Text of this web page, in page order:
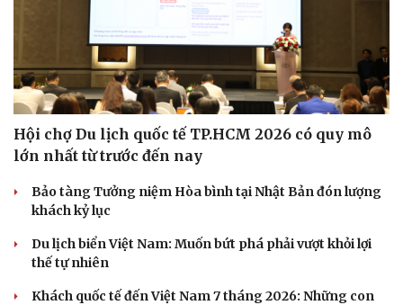
Văn hóa
Sân khấu - Điện ảnh
Âm nhạc
Di sản
Giải trí
Sao Việt
Hội chợ Du lịch quốc tế TP.HCM 2026 có quy mô
lớn nhất từ trước đến nay
Bảo tàng Tưởng niệm Hòa bình tại Nhật Bản đón lượng
khách kỷ lục
Du lịch biển Việt Nam: Muốn bứt phá phải vượt khỏi lợi
thế tự nhiên
Khách quốc tế đến Việt Nam 7 tháng 2026: Những con